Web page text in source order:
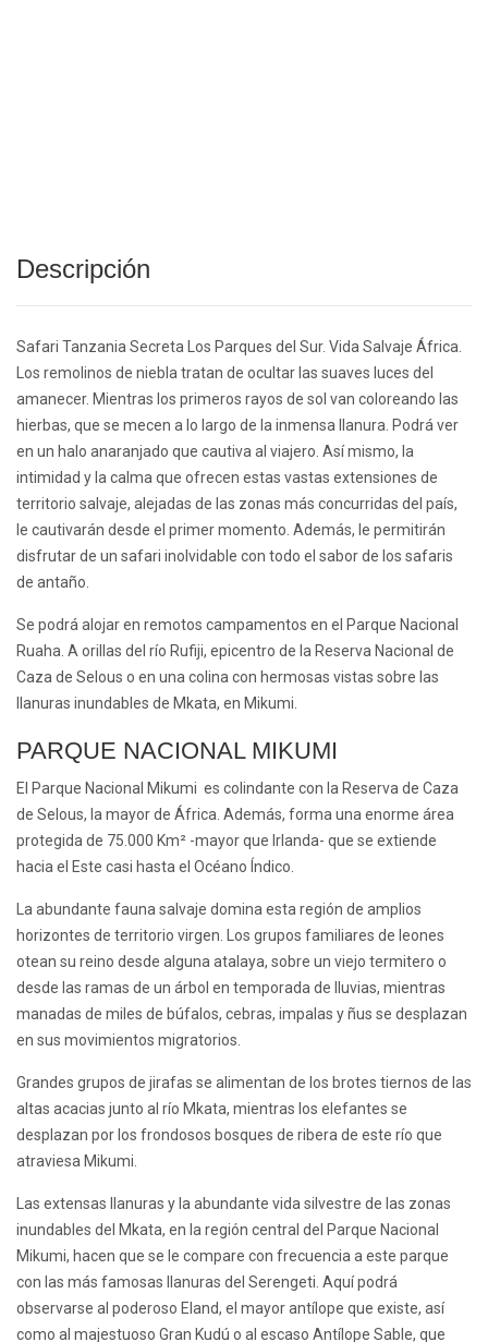
Descripción
Safari Tanzania Secreta Los Parques del Sur. Vida Salvaje África.
Los remolinos de niebla tratan de ocultar las suaves luces del
amanecer. Mientras los primeros rayos de sol van coloreando las
hierbas, que se mecen a lo largo de la inmensa llanura. Podrá ver
en un halo anaranjado que cautiva al viajero. Así mismo, la
intimidad y la calma que ofrecen estas vastas extensiones de
territorio salvaje, alejadas de las zonas más concurridas del país,
le cautivarán desde el primer momento. Además, le permitirán
disfrutar de un safari inolvidable con todo el sabor de los safaris
de antaño.
Se podrá alojar en remotos campamentos en el Parque Nacional
Ruaha. A orillas del río Rufiji, epicentro de la Reserva Nacional de
Caza de Selous o en una colina con hermosas vistas sobre las
llanuras inundables de Mkata, en Mikumi.
PARQUE NACIONAL MIKUMI
El Parque Nacional Mikumi es colindante con la Reserva de Caza
de Selous, la mayor de África. Además, forma una enorme área
protegida de 75.000 Km² -mayor que Irlanda- que se extiende
hacia el Este casi hasta el Océano Índico.
La abundante fauna salvaje domina esta región de amplios
horizontes de territorio virgen. Los grupos familiares de leones
otean su reino desde alguna atalaya, sobre un viejo termitero o
desde las ramas de un árbol en temporada de lluvias, mientras
manadas de miles de búfalos, cebras, impalas y ñus se desplazan
en sus movimientos migratorios.
Grandes grupos de jirafas se alimentan de los brotes tiernos de las
altas acacias junto al río Mkata, mientras los elefantes se
desplazan por los frondosos bosques de ribera de este río que
atraviesa Mikumi.
Las extensas llanuras y la abundante vida silvestre de las zonas
inundables del Mkata, en la región central del Parque Nacional
Mikumi, hacen que se le compare con frecuencia a este parque
con las más famosas llanuras del Serengeti. Aquí podrá
observarse al poderoso Eland, el mayor antílope que existe, así
como al majestuoso Gran Kudú o al escaso Antílope Sable, que